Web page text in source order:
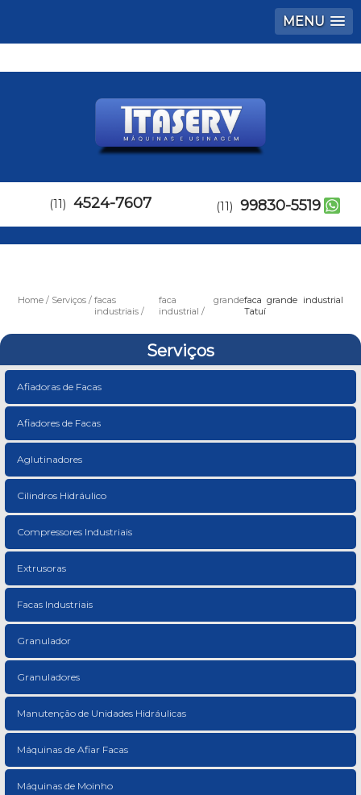
MENU
(11) 4524-7607 (11) 99830-5519
Home Serviços
facas
industriais
faca grande
industrial
faca grande industrial
Tatuí
Serviços
Afiadoras de Facas
Afiadores de Facas
Aglutinadores
Cilindros Hidráulico
Compressores Industriais
Extrusoras
Facas Industriais
Granulador
Granuladores
Manutenção de Unidades Hidráulicas
Máquinas de Afiar Facas
Máquinas de Moinho